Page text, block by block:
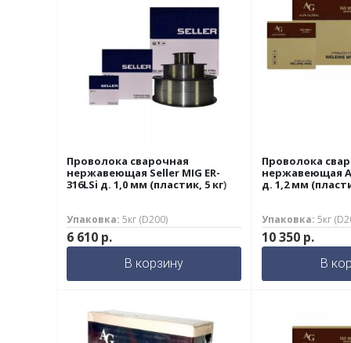
Проволока сварочная
нержавеющая Seller MIG ER-
316LSi д. 1,0 мм (пластик, 5 кг)
Упаковка: 5кг (D200)
6 610р.
В корзину
Проволока
нержавеющая
д. 1,2 мм
Упаковка: 5кг
10 350 р.
В